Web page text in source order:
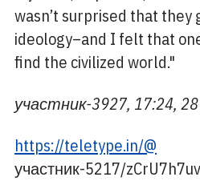
wasn’t surprised that they
ideology–and I felt that
find the civilized world."
участник-3927, 17:24,
https://teletype.in/@
участник-5217/